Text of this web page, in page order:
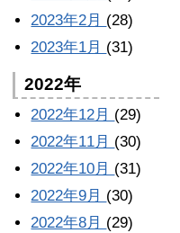
2023年2月 (28)
2023年1月 (31)
2022年
2022年12月 (29)
2022年11月 (30)
2022年10月 (31)
2022年9月 (30)
2022年8月 (29)